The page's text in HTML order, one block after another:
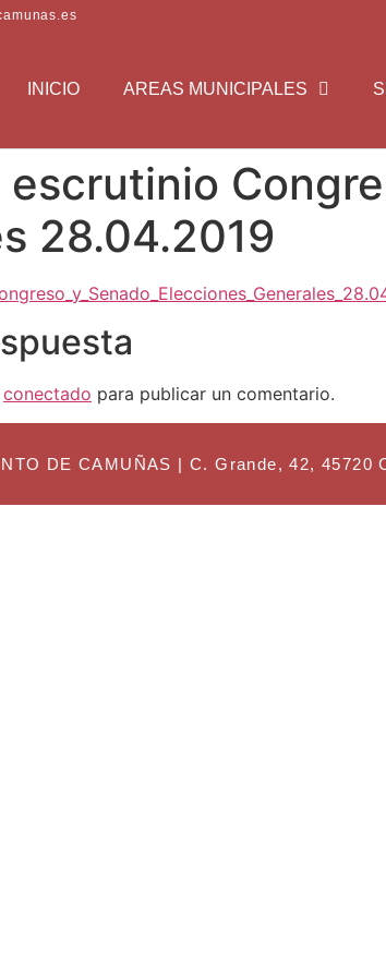
INICIO AREAS MUNICIPALES
28.04.2019
conectado para publicar un comentario.
DE CAMUÑAS | C. Grande, 42, 45720